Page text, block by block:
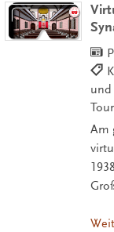
und
Am